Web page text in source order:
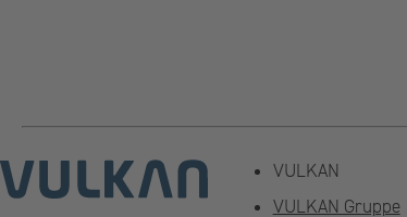
VULKAN
VULKAN Gruppe